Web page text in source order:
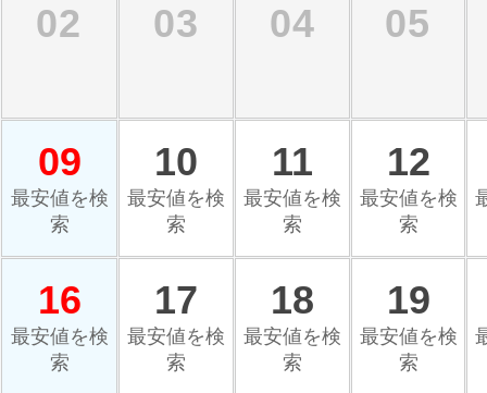
02 03 04 05
09
最安値を検
索
10
最安値を検
索
11
最安値を検
索
12
最安値を検
索
16
最安値を検
索
17
最安値を検
索
18
最安値を検
索
19
最安値を検
索